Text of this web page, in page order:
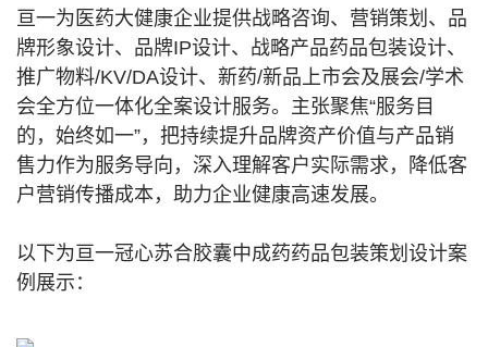
亘一为医药大健康企业提供战略咨询、营销策划、品
牌形象设计、品牌IP设计、战略产品药品包装设计、
推广物料/KV/DA设计、新药/新品上市会及展会/学术
会全方位一体化全案设计服务。主张聚焦“服务目
的，始终如一”，把持续提升品牌资产价值与产品销
售力作为服务导向，深入理解客户实际需求，降低客
户营销传播成本，助力企业健康高速发展。
以下为亘一冠心苏合胶囊中成药药品包装策划设计案
例展示：